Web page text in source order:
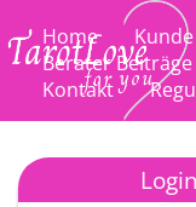
Home
Berater Beiträge
Kontakt
Login